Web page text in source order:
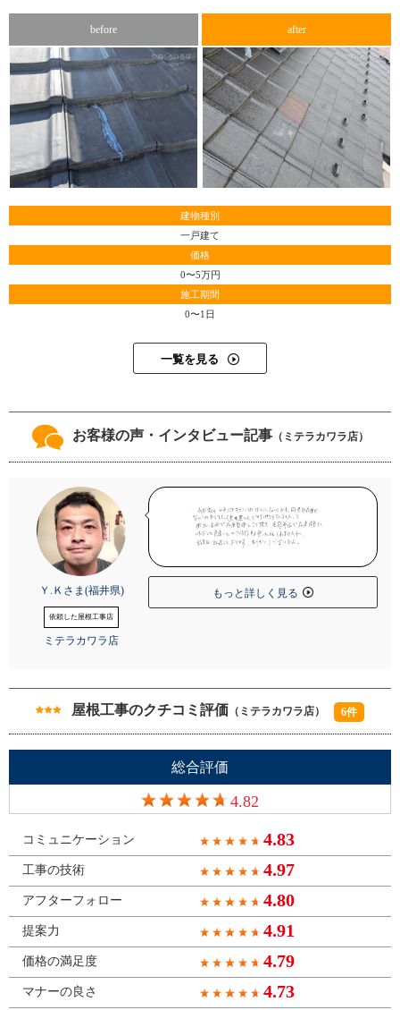
before after
建物種別
一戸建て
価格
0〜5万円
施工期間
0〜1日
一覧を見る
お客様の声・インタビュー記事（ミテラカワラ店）
Ｙ.Ｋさま(福井県)
依頼した屋根工事店
ミテラカワラ店
もっと詳しく見る
屋根工事のクチコミ評価 （ミテラカワラ店） 6件
総合評価
4.82
コミュニケーション 4.83
工事の技術 4.97
アフターフォロー 4.80
提案力 4.91
価格の満足度 4.79
マナーの良さ 4.73